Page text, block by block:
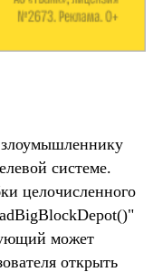
злоумышленнику
системе.
целочисленного
может
открыть